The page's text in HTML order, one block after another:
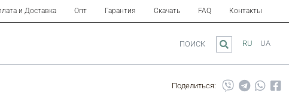
и Доставка Опт Гарантия Скачать FAQ Контакты
RU UA
ПОИСК
Поделиться: